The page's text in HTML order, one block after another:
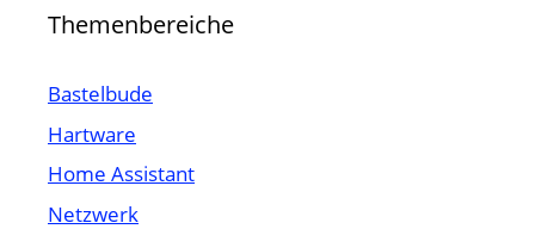
Themenbereiche
Bastelbude
Hartware
Home Assistant
Netzwerk